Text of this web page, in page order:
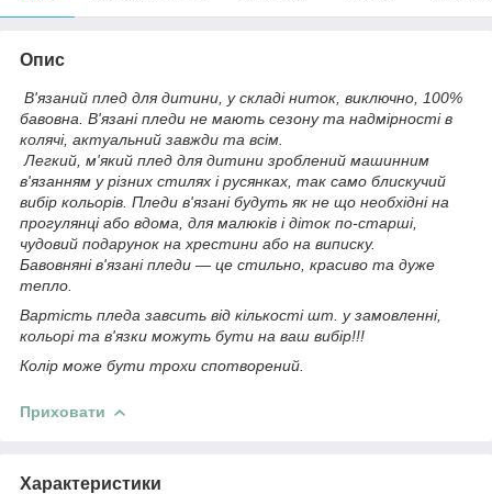
Опис
В'язаний плед для дитини, у складі ниток, виключно, 100%
бавовна. В'язані пледи не мають сезону та надмірності в
колячі, актуальний завжди та всім.
Легкий, м'який плед для дитини зроблений машинним
в'язанням у різних стилях і русянках, так само блискучий
вибір кольорів. Пледи в'язані будуть як не що необхідні на
прогулянці або вдома, для малюків і діток по-старші,
чудовий подарунок на хрестини або на виписку.
Бавовняні в'язані пледи — це стильно, красиво та дуже
тепло.
Вартість пледа завсить від кількості шт. у замовленні,
кольорі та в'язки можуть бути на ваш вибір!!!
Колір може бути трохи спотворений.
Приховати
Характеристики